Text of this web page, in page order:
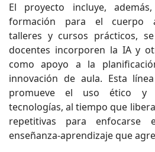
El proyecto incluye,
formación para el cuerpo
talleres y cursos prácticos,
docentes incorporen la IA y
como apoyo a la
innovación de aula. Esta
promueve el uso ético y
tecnologías, al tiempo que
repetitivas para enfocarse
enseñanza-aprendizaje que